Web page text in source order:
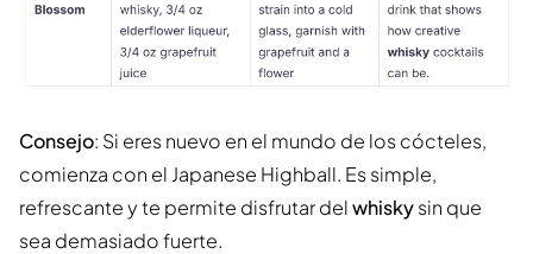
Consejo: Si eres nuevo en el mundo de los cócteles,
comienza con el Japanese Highball. Es simple,
refrescante y te permite disfrutar delwhiskysin que
sea demasiado fuerte.